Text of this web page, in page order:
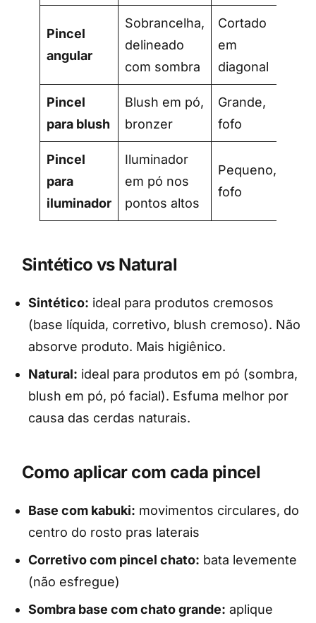
Pincel
angular
Sobrancelha,
delineado
com sombra
Cortado
em
diagonal
Pincel
para blush
Blush em pó,
bronzer
Grande,
fofo
Pincel
para
iluminador
Iluminador
em pó nos
pontos altos
Pequeno,
fofo
Sintético vs Natural
Sintético: ideal para produtos cremosos
(base líquida, corretivo, blush cremoso). Não
absorve produto. Mais higiênico.
Natural: ideal para produtos em pó (sombra,
blush em pó, pó facial). Esfuma melhor por
causa das cerdas naturais.
Como aplicar com cada pincel
Base com kabuki: movimentos circulares, do
centro do rosto pras laterais
Corretivo com pincel chato: bata levemente
(não esfregue)
Sombra base com chato grande: aplique